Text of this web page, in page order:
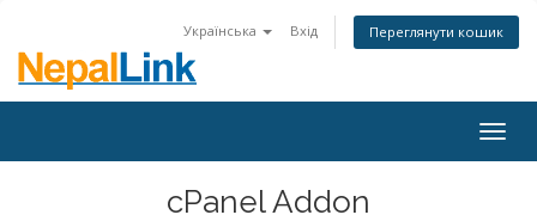
Українська Вхід Переглянути кошик
cPanel Addon